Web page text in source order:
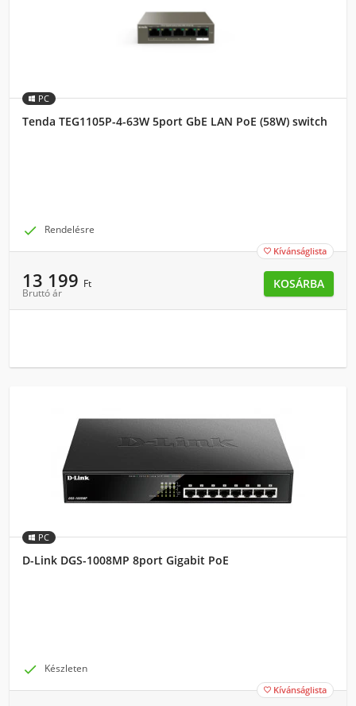
PC
Tenda TEG1105P-4-63W 5port GbE LAN PoE (58W) switch
 Rendelésre
 Kívánságlista
13 199 Ft
Bruttó ár
KOSÁRBA
PC
D-Link DGS-1008MP 8port Gigabit PoE
 Készleten
 Kívánságlista